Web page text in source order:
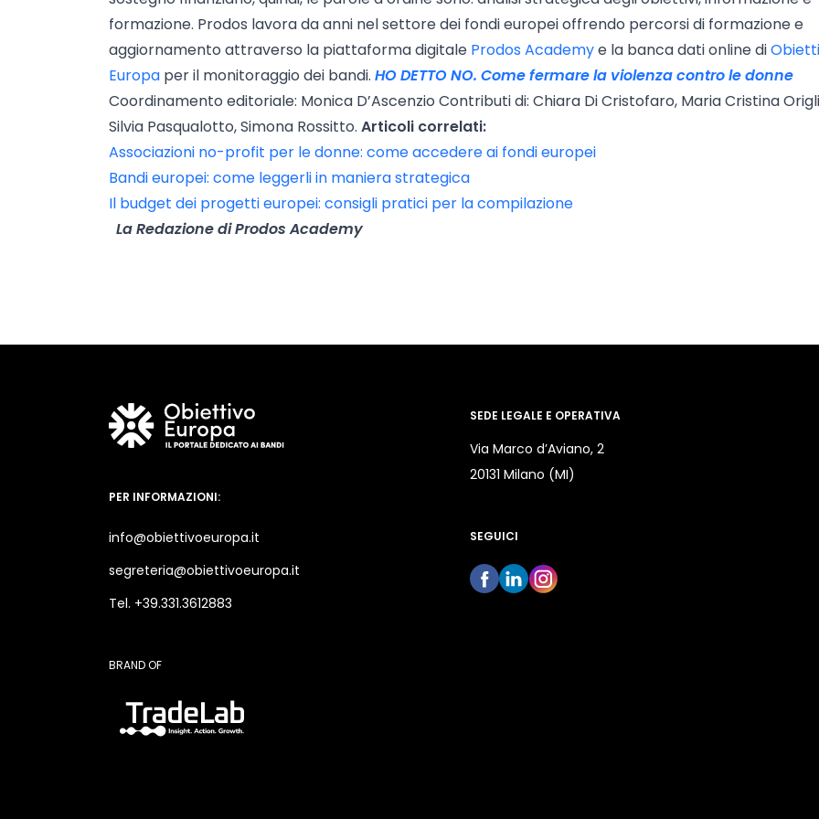
formazione. Prodos lavora da anni nel settore dei fondi europei offrendo percorsi di formazione e
aggiornamento attraverso la piattaforma digitale Prodos Academye la banca dati online di
Europa per il monitoraggio dei bandi. HO DETTO NO. Come fermare la violenza contro le donne
Coordinamento editoriale: Monica D’Ascenzio Contributi di: Chiara Di Cristofaro, Maria Cristina
Silvia Pasqualotto, Simona Rossitto. Articoli correlati:
Associazioni no-profit per le donne: come accedere ai fondi europei
Bandi europei: come leggerli in maniera strategica
Il budget dei progetti europei: consigli pratici per la compilazione
La Redazione di Prodos Academy
PER INFORMAZIONI:
info@obiettivoeuropa.it
segreteria@obiettivoeuropa.it
Tel. +39.331.3612883
BRAND OF
SEDE LEGALE E OPERATIVA
Via Marco d’Aviano, 2
20131 Milano (MI)
SEGUICI